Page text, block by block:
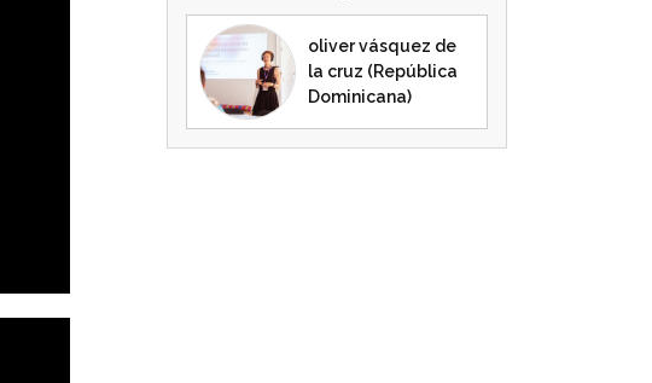
oliver vásquez de
la cruz (República
Dominicana)